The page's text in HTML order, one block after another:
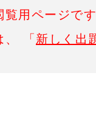
用ページです
「 新しく出